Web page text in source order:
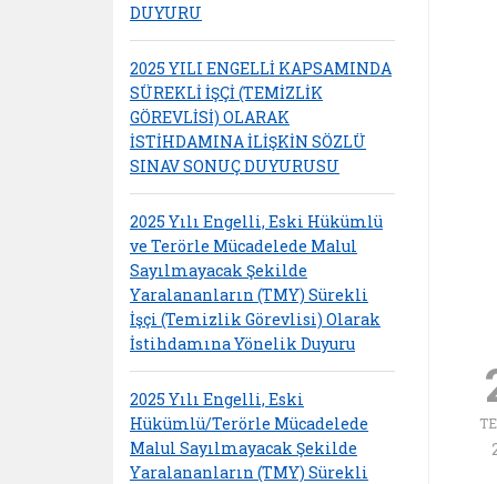
DUYURU
2025 YILI ENGELLİ KAPSAMINDA
SÜREKLİ İŞÇİ (TEMİZLİK
GÖREVLİSİ) OLARAK
İSTİHDAMINA İLİŞKİN SÖZLÜ
SINAV SONUÇ DUYURUSU
2025 Yılı Engelli, Eski Hükümlü
ve Terörle Mücadelede Malul
Sayılmayacak Şekilde
Yaralananların (TMY) Sürekli
İşçi (Temizlik Görevlisi) Olarak
İstihdamına Yönelik Duyuru
2025 Yılı Engelli, Eski
Hükümlü/Terörle Mücadelede
Malul Sayılmayacak Şekilde
Yaralananların (TMY) Sürekli